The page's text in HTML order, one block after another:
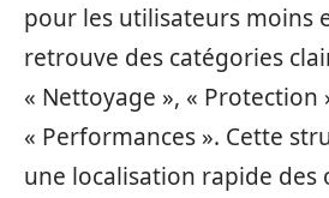
pour les utilisateurs moins
retrouve des catégories
« Nettoyage », « Protection
« Performances ». Cette
une localisation rapide des